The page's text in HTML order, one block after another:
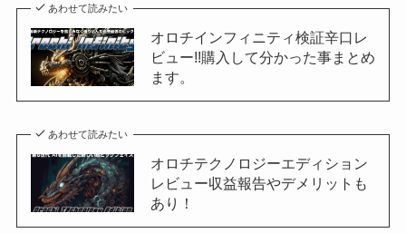
あわせて読みたい
オロチインフィニティ検証辛口レ
ビュー!!購入して分かった事まとめ
ます。
あわせて読みたい
オロチテクノロジーエディション
レビュー収益報告やデメリットも
あり！